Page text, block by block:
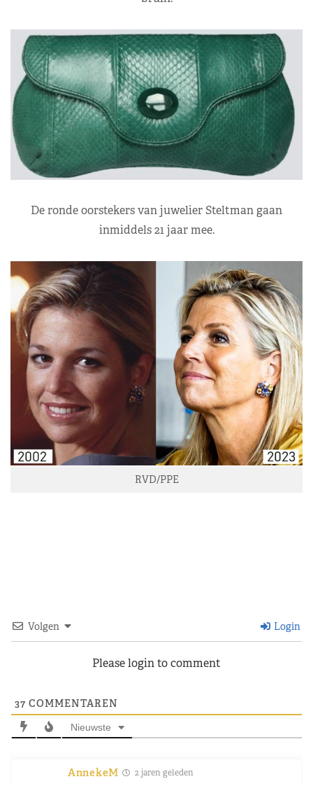
De ronde oorstekers van juwelier Steltman gaan
inmiddels 21 jaar mee.
RVD/PPE
Volgen Login
Please login to comment
37 COMMENTAREN
Nieuwste
AnnekeM 2 jaren geleden